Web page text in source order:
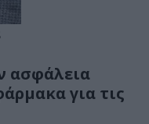
ασφάλεια
για τις